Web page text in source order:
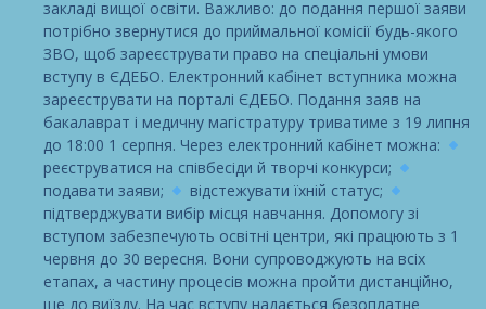
закладі вищої освіти. Важливо: до подання першої заяви
потрібно звернутися до приймальної комісії будь-якого
ЗВО, щоб зареєструвати право на спеціальні умови
вступу в ЄДЕБО. Електронний кабінет вступника можна
зареєструвати на порталі ЄДЕБО. Подання заяв на
бакалаврат і медичну магістратуру триватиме з 19 липня
до 18:00 1 серпня. Через електронний кабінет можна:
реєструватися на співбесіди й творчі конкурси;
подавати заяви;
відстежувати їхній статус;
підтверджувати вибір місця навчання. Допомогу зі
вступом забезпечують освітні центри, які працюють з 1
червня до 30 вересня. Вони супроводжують на всіх
етапах, а частину процесів можна пройти дистанційно,
ще до виїзду. На час вступу надається безоплатне